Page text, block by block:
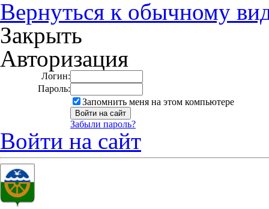
Вернуться к обычному
Закрыть
Авторизация
Логин:
Пароль:
Запомнить меня на этом компьютере
Забыли пароль?
Войти на сайт